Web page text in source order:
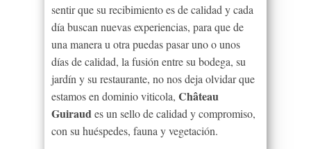
sentir que su recibimiento es de calidad y cada
día buscan nuevas experiencias, para que de
una manera u otra puedas pasar uno o unos
días de calidad, la fusión entre su bodega, su
jardín y su restaurante, no nos deja olvidar que
estamos en dominio viticola, Château
Guiraudes un sello de calidad y compromiso,
con su huéspedes, fauna y vegetación.